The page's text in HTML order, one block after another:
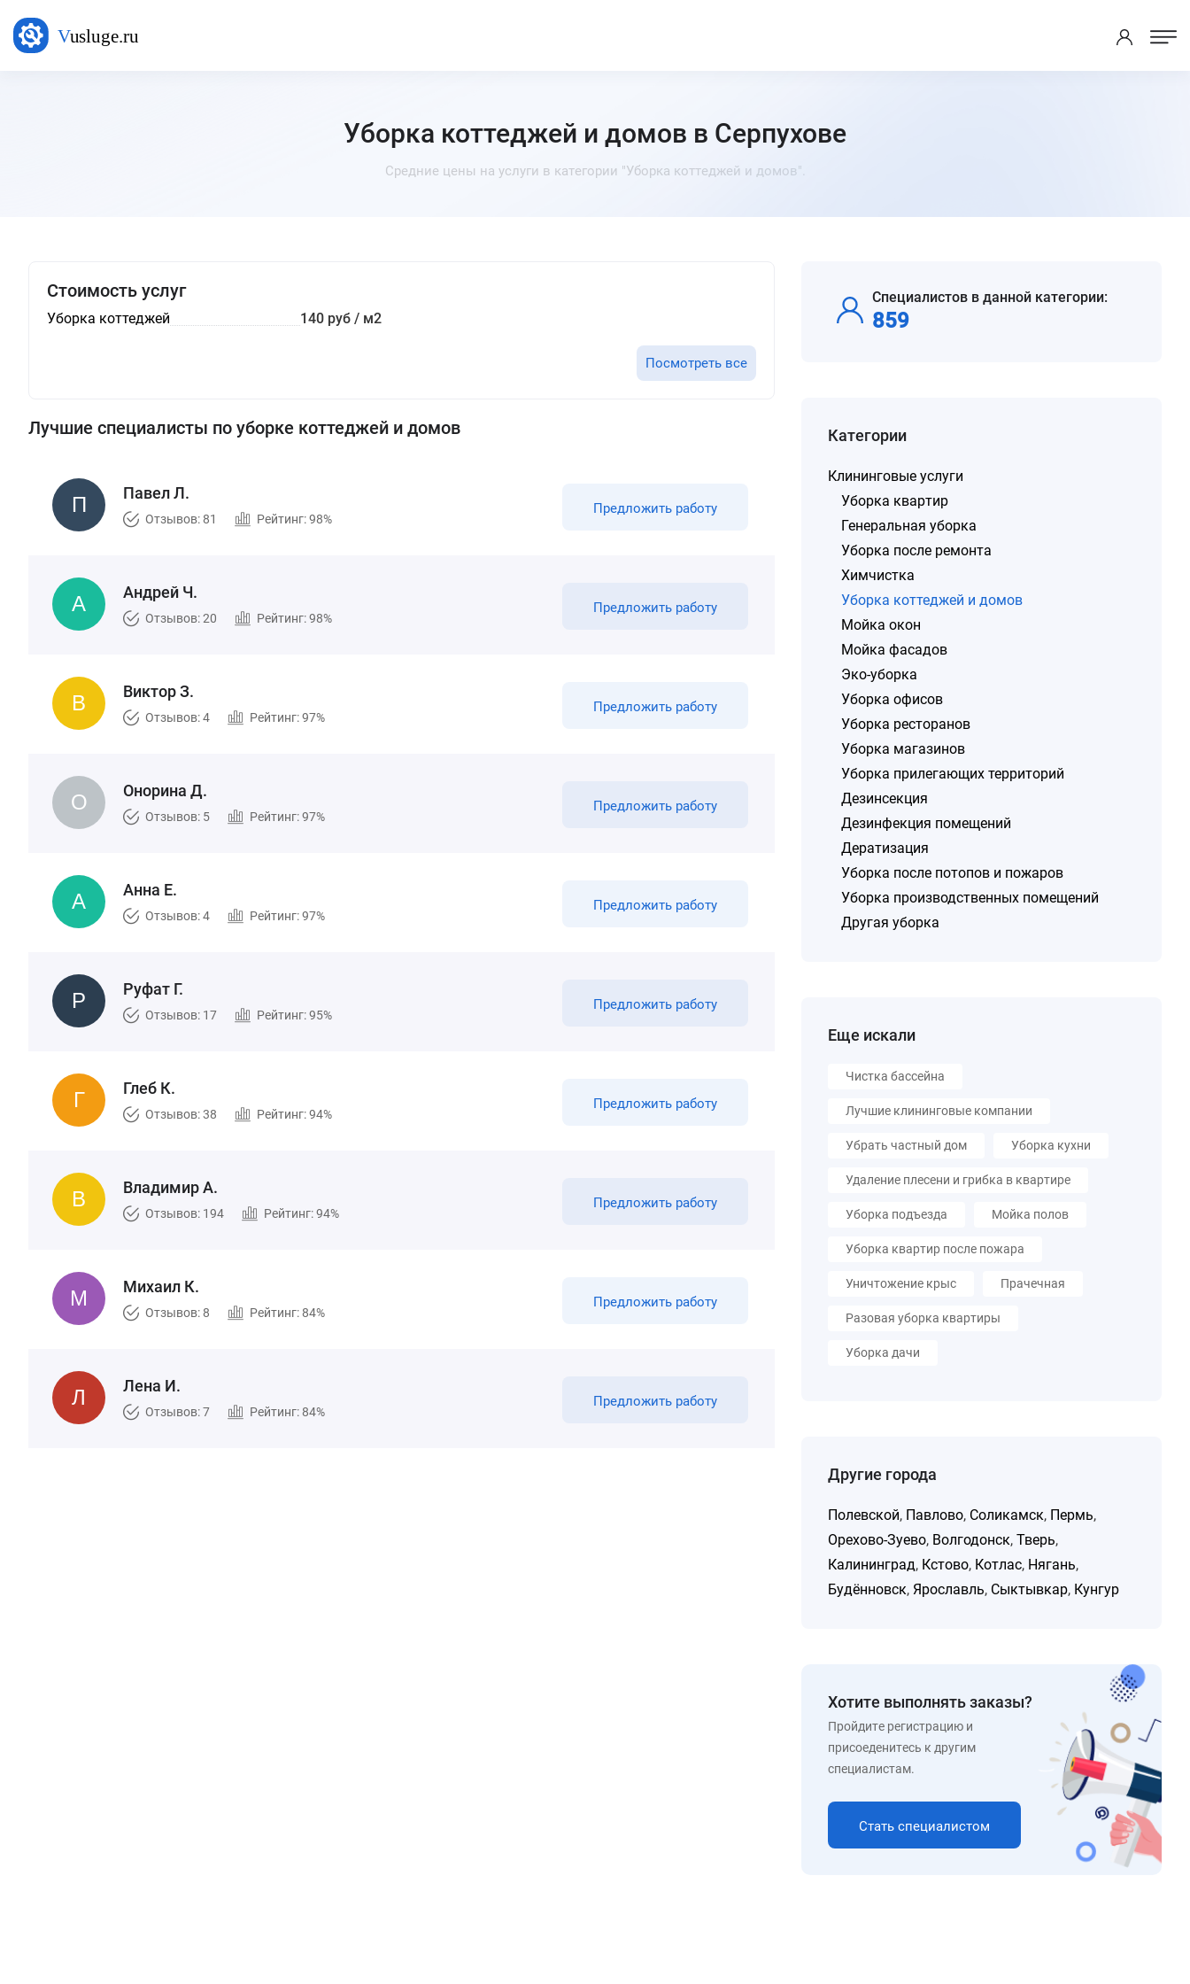
Уборка коттеджей и домов в Серпухове
Средние цены на услуги в категории "Уборка коттеджей и домов".
Стоимость услуг
Уборка коттеджей 140 руб / м2
Посмотреть все
Лучшие специалисты по уборке коттеджей и домов
Павел Л.
Отзывов: 81 Рейтинг: 98%
Предложить работу
Андрей Ч.
Отзывов: 20 Рейтинг: 98%
Предложить работу
Виктор З.
Отзывов: 4 Рейтинг: 97%
Предложить работу
Онорина Д.
Отзывов: 5 Рейтинг: 97%
Предложить работу
Анна Е.
Отзывов: 4 Рейтинг: 97%
Предложить работу
Руфат Г.
Отзывов: 17 Рейтинг: 95%
Предложить работу
Глеб К.
Отзывов: 38 Рейтинг: 94%
Предложить работу
Владимир А.
Отзывов: 194 Рейтинг: 94%
Предложить работу
Михаил К.
Отзывов: 8 Рейтинг: 84%
Предложить работу
Лена И.
Отзывов: 7 Рейтинг: 84%
Предложить работу
Специалистов в данной категории:
859
Категории
Клининговые услуги
Уборка квартир
Генеральная уборка
Уборка после ремонта
Химчистка
Уборка коттеджей и домов
Мойка окон
Мойка фасадов
Эко-уборка
Уборка офисов
Уборка ресторанов
Уборка магазинов
Уборка прилегающих территорий
Дезинсекция
Дезинфекция помещений
Дератизация
Уборка после потопов и пожаров
Уборка производственных помещений
Другая уборка
Еще искали
Чистка бассейна
Лучшие клининговые компании
Убрать частный дом Уборка кухни
Удаление плесени и грибка в квартире
Уборка подъезда Мойка полов
Уборка квартир после пожара
Уничтожение крыс Прачечная
Разовая уборка квартиры
Уборка дачи
Другие города
Полевской, Павлово, Соликамск, Пермь,
Орехово-Зуево, Волгодонск,Тверь,
Калининград, Кстово, Котлас, Нягань,
Будённовск, Ярославль, Сыктывкар, Кунгур
Хотите выполнять заказы?
Пройдите регистрацию и
присоеденитесь к другим
специалистам.
Стать специалистом